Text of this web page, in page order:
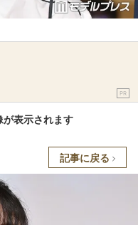
PR
が表示されます
記事に戻る